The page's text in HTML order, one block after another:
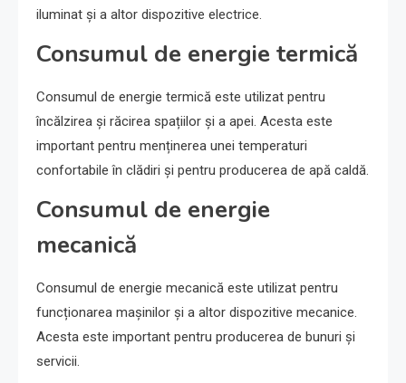
iluminat și a altor dispozitive electrice.
Consumul de energie termică
Consumul de energie termică este utilizat pentru
încălzirea și răcirea spațiilor și a apei. Acesta este
important pentru menținerea unei temperaturi
confortabile în clădiri și pentru producerea de apă caldă.
Consumul de energie
mecanică
Consumul de energie mecanică este utilizat pentru
funcționarea mașinilor și a altor dispozitive mecanice.
Acesta este important pentru producerea de bunuri și
servicii.